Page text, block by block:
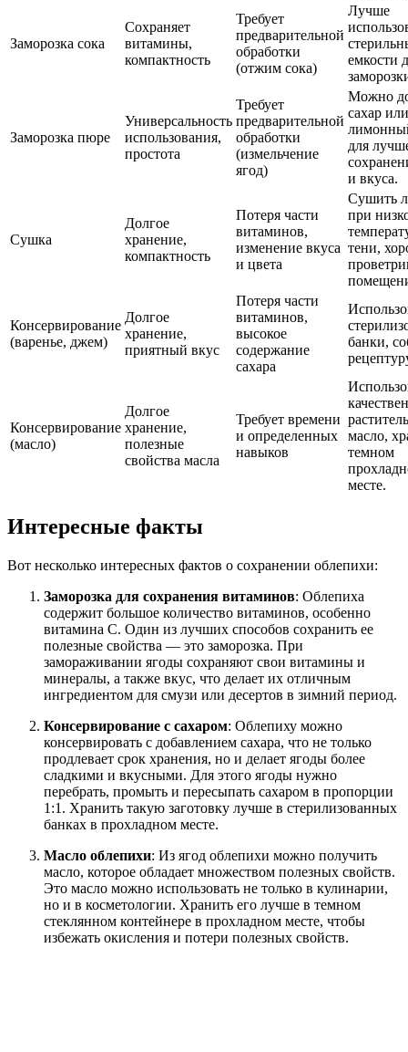
Заморозка сока
Сохраняет
витамины,
компактность
Требует
предварительной
обработки
(отжим сока)
Лучше
емкости
Заморозка пюре
Универсальность
использования,
простота
Требует
предварительной
обработки
(измельчение
ягод)
Можно
сахар или
для
и вкуса.
Сушка
Долгое
хранение,
компактность
Потеря части
витаминов,
изменение вкуса
и цвета
Сушить
при
тени,
Консервирование
(варенье, джем)
Долгое
хранение,
приятный вкус
Потеря части
витаминов,
высокое
содержание
сахара
банки,
Консервирование
(масло)
Долгое
хранение,
полезные
свойства масла
Требует времени
и определенных
навыков
масло,
темном
месте.
Интересные факты
Вот несколько интересных фактов о сохранении облепихи:
Заморозка для сохранения витаминов: Облепиха
содержит большое количество витаминов, особенно
витамина C. Один из лучших способов сохранить ее
полезные свойства — это заморозка. При
замораживании ягоды сохраняют свои витамины и
минералы, а также вкус, что делает их отличным
ингредиентом для смузи или десертов в зимний период.
Консервирование с сахаром: Облепиху можно
консервировать с добавлением сахара, что не только
продлевает срок хранения, но и делает ягоды более
сладкими и вкусными. Для этого ягоды нужно
перебрать, промыть и пересыпать сахаром в пропорции
1:1. Хранить такую заготовку лучше в стерилизованных
банках в прохладном месте.
Масло облепихи: Из ягод облепихи можно получить
масло, которое обладает множеством полезных свойств.
Это масло можно использовать не только в кулинарии,
но и в косметологии. Хранить его лучше в темном
стеклянном контейнере в прохладном месте, чтобы
избежать окисления и потери полезных свойств.